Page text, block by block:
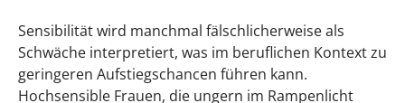
Sensibilität wird manchmal fälschlicherweise als
Schwäche interpretiert, was im beruflichen Kontext zu
geringeren Aufstiegschancen führen kann.
Hochsensible Frauen, die ungern im Rampenlicht